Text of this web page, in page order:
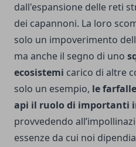
dall'espansione delle reti
dei capannoni. La loro
solo un impoverimento
ma anche il segno di uno
ecosistemi carico di altre
solo un esempio, le
api il ruolo di importanti
provvedendo
essenze da cui noi